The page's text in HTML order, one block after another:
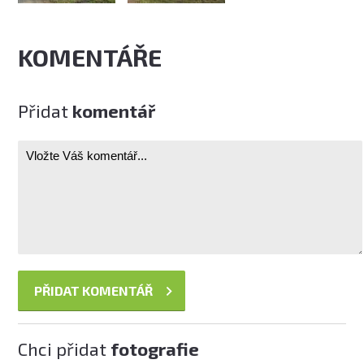
KOMENTÁŘE
Přidat komentář
Chci přidat fotografie